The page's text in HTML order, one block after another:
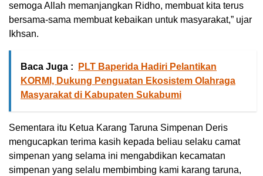
semoga Allah memanjangkan Ridho, membuat kita terus
bersama-sama membuat kebaikan untuk masyarakat,” ujar
Ikhsan.
Baca Juga :
PLT Baperida Hadiri Pelantikan
KORMI, Dukung Penguatan Ekosistem Olahraga
Masyarakat di Kabupaten Sukabumi
Sementara itu Ketua Karang Taruna Simpenan Deris
mengucapkan terima kasih kepada beliau selaku camat
simpenan yang selama ini mengabdikan kecamatan
simpenan yang selalu membimbing kami karang taruna,